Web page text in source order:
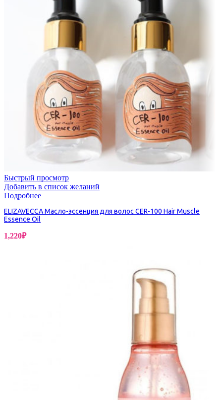
Быстрый просмотр
Добавить в список желаний
Подробнее
ELIZAVECCA Масло-эссенция для волос CER-100 Hair Muscle
Essence Oil
1,220₽